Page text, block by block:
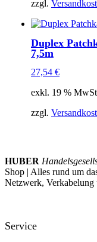
zzgl.
Duplex
7,5m
27,54 €
exkl. 19 %
zzgl.
HUBER
Shop | Alles rund um
Netzwerk, Verkabelung
Service